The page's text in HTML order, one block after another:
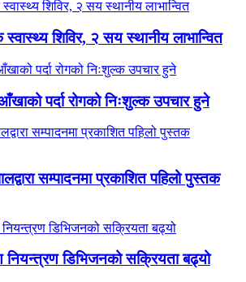
शिविर, २ सय स्थानीय लाभान्वित
आँखाको पर्दा रोगको निःशुल्क उपचार हुने
सम्पादनमा प्रकाशित पहिलो पुस्तक
नियन्त्रण डिभिजनको सक्रियता बढ्यो